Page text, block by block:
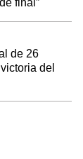
final”
de 26
del